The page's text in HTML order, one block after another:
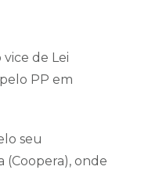
vice de Lei
PP em
seu
(Coopera), onde